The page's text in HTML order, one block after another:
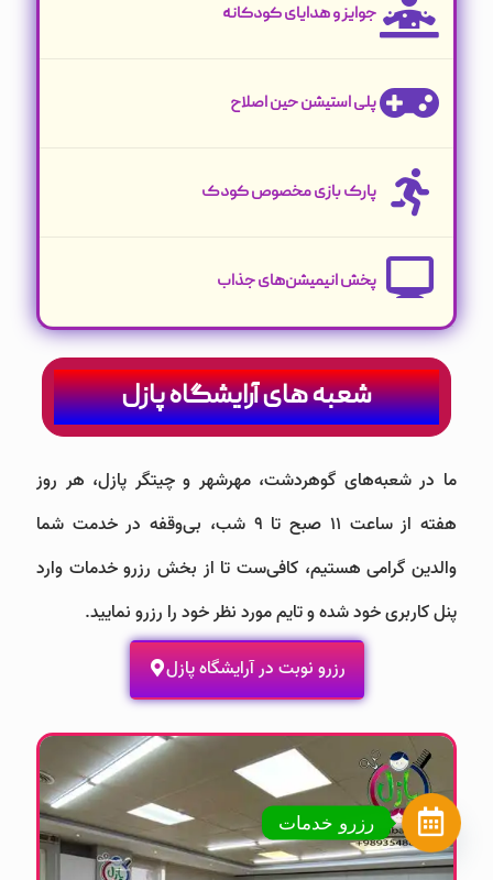
جوایز و هدایای کودکانه
پلی استیشن حین اصلاح
پارک بازی مخصوص کودک
پخش انیمیشن‌های جذاب
شعبه های آرایشگاه پازل
ما در شعبه‌های گوهردشت، مهرشهر و چیتگر پازل، هر روز
هفته از ساعت 11 صبح تا 9 شب، بی‌وقفه در خدمت شما
والدین گرامی هستیم، کافی‌ست تا از بخش رزرو خدمات وارد
پنل کاربری خود شده و تایم مورد نظر خود را رزرو نمایید.
رزرو نوبت در آرایشگاه پازل
رزرو خدمات